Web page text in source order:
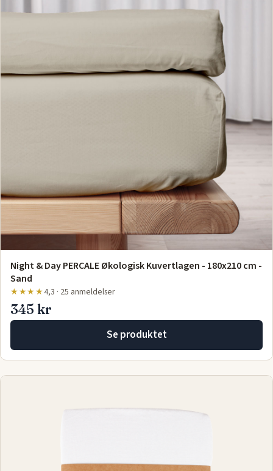
Night & Day PERCALE Økologisk Kuvertlagen - 180x210 cm -
Sand
★★★★4,3 · 25 anmeldelser
345 kr
Se produktet